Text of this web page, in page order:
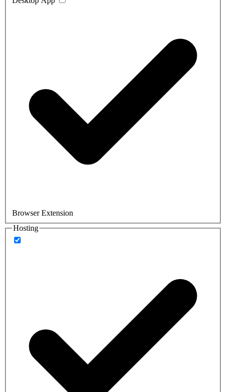
Browser Extension
Hosting